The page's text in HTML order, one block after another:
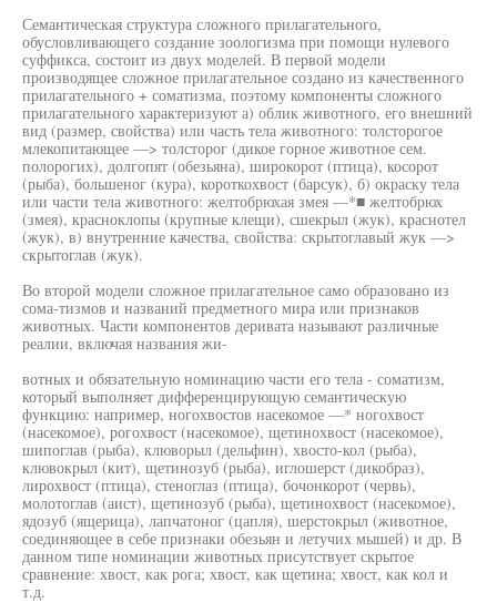
Семантическая структура сложного прилагательного,
обусловливающего создание зоологизма при помощи нулевого
суффикса, состоит из двух моделей. В первой модели
производящее сложное прилагательное создано из качественного
прилагательного + соматизма, поэтому компоненты сложного
прилагательного характеризуют а) облик животного, его внешний
вид (размер, свойства) или часть тела животного: толсторогое
млекопитающее —> толсторог (дикое горное животное сем.
полорогих), долгопят (обезьяна), широкорот (птица), косорот
(рыба), большеног (кура), короткохвост (барсук), б) окраску тела
или части тела животного: желтобрюхая змея —*■ желтобрюх
(змея), красноклопы (крупные клещи), сшекрыл (жук), краснотел
(жук), в) внутренние качества, свойства: скрытоглавый жук —>
скрытоглав (жук).
Во второй модели сложное прилагательное само образовано из
сома-тизмов и названий предметного мира или признаков
животных. Части компонентов деривата называют различные
реалии, включая названия жи-
вотных и обязательную номинацию части его тела - соматизм,
который выполняет дифференцирующую семантическую
функцию: например, ногохвостов насекомое —* ногохвост
(насекомое), рогохвост (насекомое), щетинохвост (насекомое),
шипоглав (рыба), клюворыл (дельфин), хвосто-кол (рыба),
клювокрыл (кит), щетинозуб (рыба), иглошерст (дикобраз),
лирохвост (птица), стеноглаз (птица), бочонкорот (червь),
молотоглав (аист), щетинозуб (рыба), щетинохвост (насекомое),
ядозуб (ящерица), лапчатоног (цапля), шерстокрыл (животное,
соединяющее в себе признаки обезьян и летучих мышей) и др. В
данном типе номинации животных присутствует скрытое
сравнение: хвост, как рога; хвост, как щетина; хвост, как кол и
т.д.